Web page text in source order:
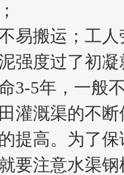
易搬运；工
强度过了初
3-5年，一般
灌溉渠的不
提高。为了
要注意水渠